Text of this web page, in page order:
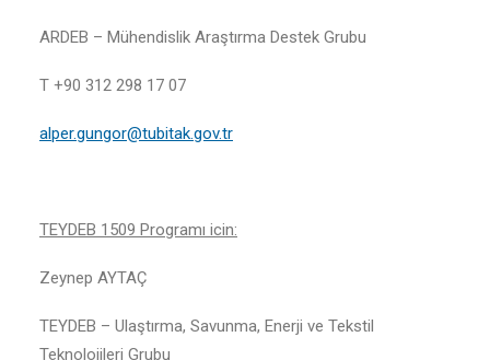
ARDEB – Mühendislik Araştırma Destek Grubu
T +90 312 298 17 07
alper.gungor@tubitak.gov.tr
TEYDEB 1509 Programı icin:
Zeynep AYTAÇ
TEYDEB – Ulaştırma, Savunma, Enerji ve Tekstil
Teknolojileri Grubu